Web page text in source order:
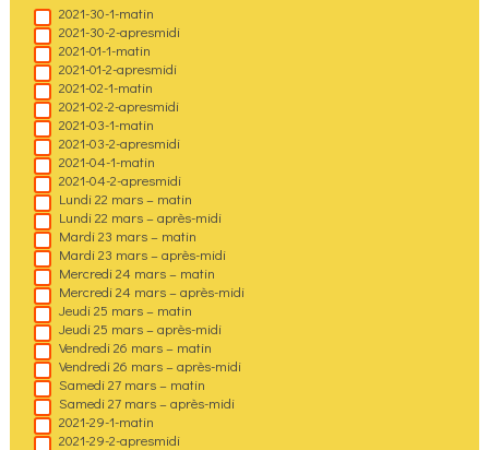
2021-30-1-matin
2021-30-2-apresmidi
2021-01-1-matin
2021-01-2-apresmidi
2021-02-1-matin
2021-02-2-apresmidi
2021-03-1-matin
2021-03-2-apresmidi
2021-04-1-matin
2021-04-2-apresmidi
Lundi 22 mars – matin
Lundi 22 mars – après-midi
Mardi 23 mars – matin
Mardi 23 mars – après-midi
Mercredi 24 mars – matin
Mercredi 24 mars – après-midi
Jeudi 25 mars – matin
Jeudi 25 mars – après-midi
Vendredi 26 mars – matin
Vendredi 26 mars – après-midi
Samedi 27 mars – matin
Samedi 27 mars – après-midi
2021-29-1-matin
2021-29-2-apresmidi